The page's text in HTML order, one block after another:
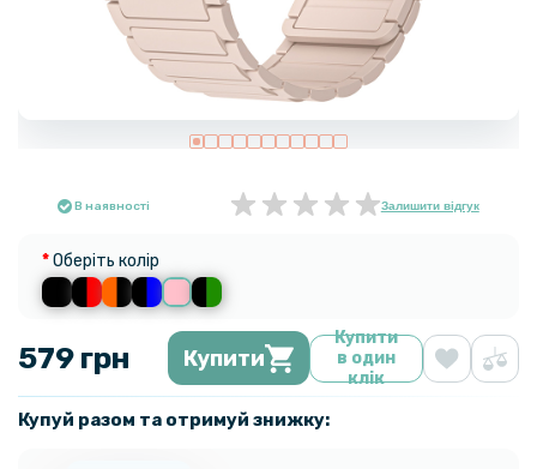
В наявності Залишити відгук
Оберіть колір
579 грн Купити
Купити
в один
клік
Купуй разом та отримуй знижку: